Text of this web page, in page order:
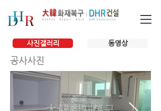
사진갤러리 동영상
공사사진